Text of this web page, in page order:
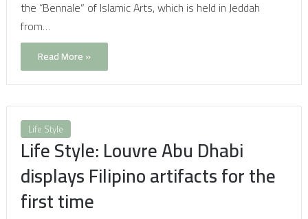
the “Bennale” of Islamic Arts, which is held in Jeddah
from…
Read More »
Life Style
Life Style: Louvre Abu Dhabi
displays Filipino artifacts for the
first time